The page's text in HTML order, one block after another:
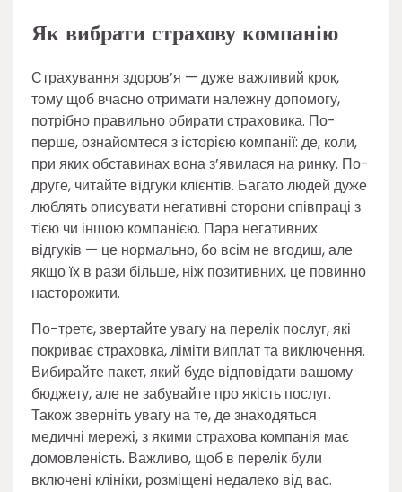
Як вибрати страхову компанію
Страхування здоров’я — дуже важливий крок,
тому щоб вчасно отримати належну допомогу,
потрібно правильно обирати страховика. По-
перше, ознайомтеся з історією компанії: де, коли,
при яких обставинах вона з’явилася на ринку. По-
друге, читайте відгуки клієнтів. Багато людей дуже
люблять описувати негативні сторони співпраці з
тією чи іншою компанією. Пара негативних
відгуків — це нормально, бо всім не вгодиш, але
якщо їх в рази більше, ніж позитивних, це повинно
насторожити.
По-третє, звертайте увагу на перелік послуг, які
покриває страховка, ліміти виплат та виключення.
Вибирайте пакет, який буде відповідати вашому
бюджету, але не забувайте про якість послуг.
Також зверніть увагу на те, де знаходяться
медичні мережі, з якими страхова компанія має
домовленість. Важливо, щоб в перелік були
включені клініки, розміщені недалеко від вас.